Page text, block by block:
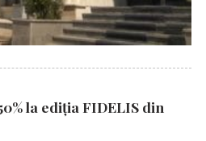
la ediția FIDELIS din